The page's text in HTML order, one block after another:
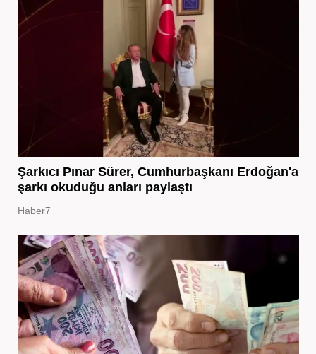
Şarkıcı Pınar Sürer, Cumhurbaşkanı Erdoğan'a
şarkı okuduğu anları paylaştı
Haber7